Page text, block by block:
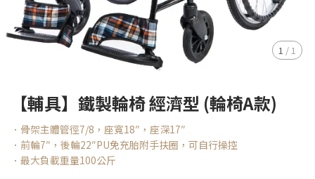
1 /1
【輔具】鐵製輪椅 經濟型 (輪椅A款)
．骨架主體管徑7/8，座寬18″，座深17″
．前輪7″，後輪22″PU免充胎附手扶圈，可自行操控
．最大負載重量100公斤